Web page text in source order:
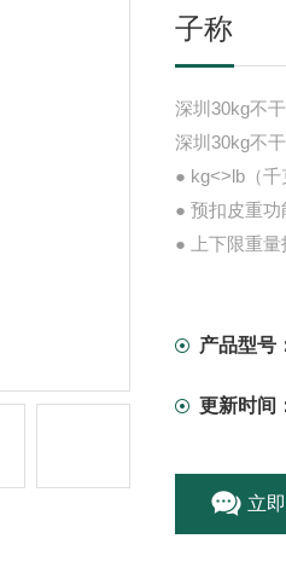
子称
深圳30kg不
深圳30kg不
● kg<>lb（
● 预扣皮重功
● 上下限重量
产品型号
更新时间
立